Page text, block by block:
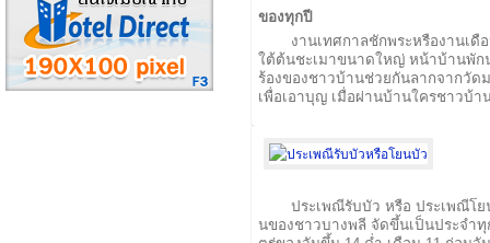
ของทุกปี
งานเทศกาลชักพระหรืองานเดื
ใต้ต้นชะเมาขนาดใหญ่ หน้าบ้านพัก
ร้องของชาวบ้านช่วยกันลากจากวั
เพื่อเอาบุญ เมื่อผ่านบ้านใครชาวบ้า
ประเพณีรับบัว หรือ ประเพณีโ
นของชาวบางพลี จัดขึ้นเป็นประจำ